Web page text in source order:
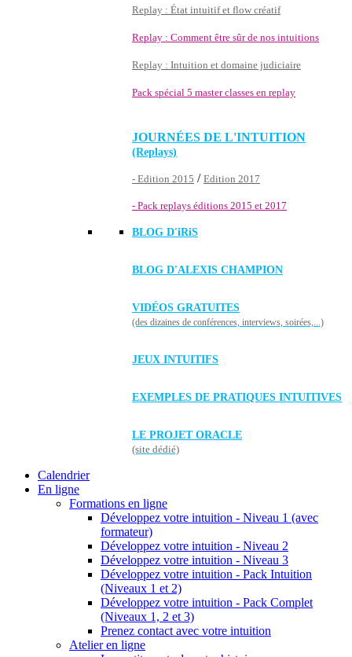
Replay : État intuitif et flow créatif
Replay : Comment être sûr de nos intuitions
Replay : Intuition et domaine judiciaire
Pack spécial 5 master classes en replay
JOURNÉES DE L'INTUITION
(Replays)
- Edition 2015 / Edition 2017
- Pack replays éditions 2015 et 2017
BLOG D'iRiS
BLOG D'ALEXIS CHAMPION
VIDÉOS GRATUITES
(des dizaines de conférences, interviews, soirées,...)
JEUX INTUITIFS
EXEMPLES DE PRATIQUES INTUITIVES
LE PROJET ORACLE
(site dédié)
Calendrier
En ligne
Formations en ligne
Développez votre intuition - Niveau 1 (avec
formateur)
Développez votre intuition - Niveau 2
Développez votre intuition - Niveau 3
Développez votre intuition - Pack Intuition
(Niveaux 1 et 2)
Développez votre intuition - Pack Complet
(Niveaux 1, 2 et 3)
Prenez contact avec votre intuition
Atelier en ligne